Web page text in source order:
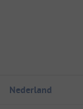
Nederland